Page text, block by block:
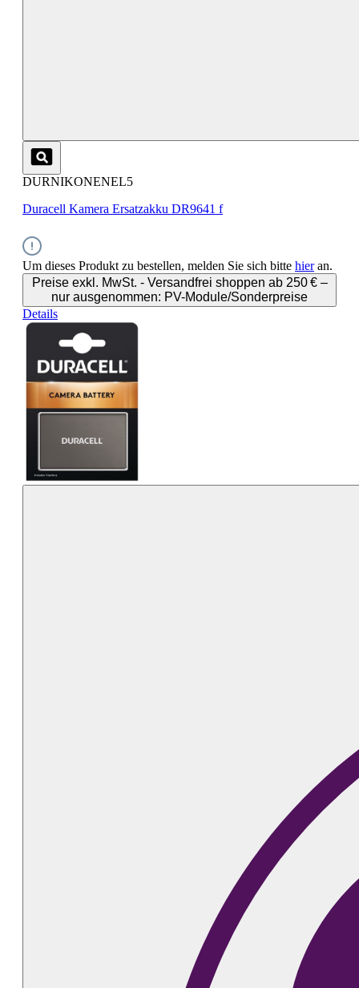
DURNIKONENEL5
Duracell Kamera Ersatzakku DR9641 f
Um dieses Produkt zu bestellen, melden Sie sich bitte hieran.
Preise exkl. MwSt. - Versandfrei shoppen ab 250 € –
nur ausgenommen: PV-Module/Sonderpreise
Details